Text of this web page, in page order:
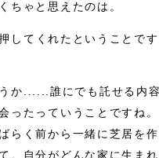
ちゃと思えたのは。
してくれたということで
か......誰にでも託せる内
ったっていうことですね
らく前から一緒に芝居を
、自分がどんな家に生ま